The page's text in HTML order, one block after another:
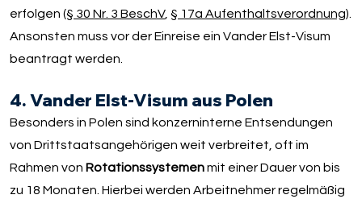
erfolgen (§ 30 Nr. 3 BeschV,§ 17a Aufenthaltsverordnung).
Ansonsten muss vor der Einreise ein Vander Elst-Visum
beantragt werden.
4. Vander Elst-Visum aus Polen
Besonders in Polen sind konzerninterne Entsendungen
von Drittstaatsangehörigen weit verbreitet, oft im
Rahmen von Rotationssystemenmit einer Dauer von bis
zu 18 Monaten. Hierbei werden Arbeitnehmer regelmäßig